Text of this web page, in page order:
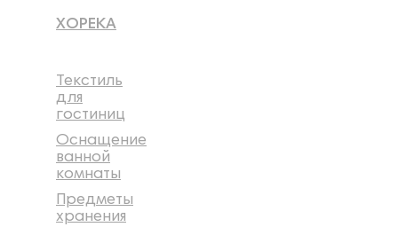
ХОРЕКА
Текстиль
для
гостиниц
Оснащение
ванной
комнаты
Предметы
хранения